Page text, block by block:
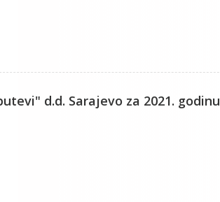
d.d. Sarajevo za 2021. godinu